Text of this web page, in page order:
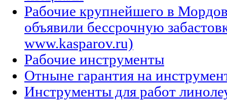
Рабочие крупнейшего в
объявили бессрочную
www.kasparov.ru)
Рабочие инструменты
Отныне гарантия на
Инструменты для работ